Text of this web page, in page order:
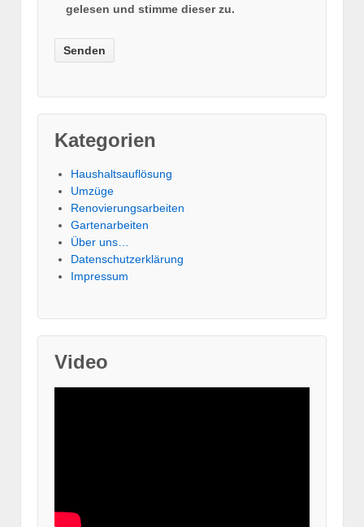
gelesen und stimme dieser zu.
Kategorien
Haushaltsauflösung
Umzüge
Renovierungsarbeiten
Gartenarbeiten
Über uns…
Datenschutzerklärung
Impressum
Video